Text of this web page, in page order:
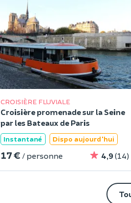
CROISIÈRE FLUVIALE
Croisière promenade sur la Seine
par les Bateaux de Paris
Instantané Dispo aujourd'hui
17 € / personne 4,9(14)